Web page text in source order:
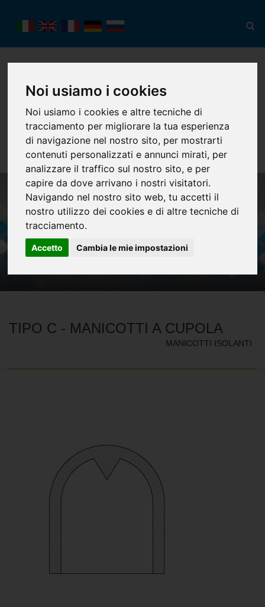
Noi usiamo i cookies
Noi usiamo i cookies e altre tecniche di
tracciamento per migliorare la tua esperienza
di navigazione nel nostro sito, per mostrarti
contenuti personalizzati e annunci mirati, per
analizzare il traffico sul nostro sito, e per
capire da dove arrivano i nostri visitatori.
Navigando nel nostro sito web, tu accetti il
nostro utilizzo dei cookies e di altre tecniche di
tracciamento.
Accetto Cambia le mie impostazioni
TIPO C - MANICOTTI A CUPOLA
MANICOTTI ISOLANTI